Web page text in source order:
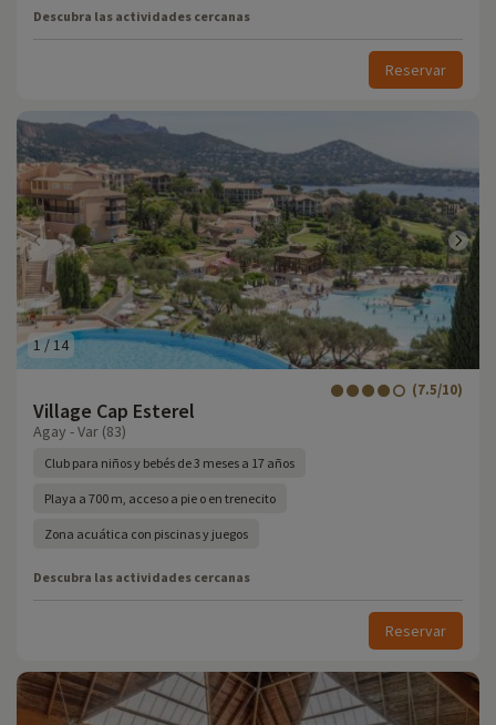
Descubra las actividades cercanas
Reservar
1 /14
Village Cap Esterel
(7.5/10)
Agay - Var (83)
Club para niños y bebés de 3 meses a 17 años
Playa a 700 m, acceso a pie o en trenecito
Zona acuática con piscinas y juegos
Descubra las actividades cercanas
Reservar